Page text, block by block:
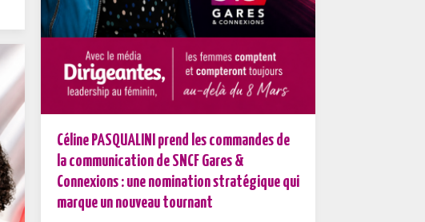
Céline PASQUALINI prend les commandes de
la communication de SNCF Gares &
Connexions : une nomination stratégique qui
marque un nouveau tournant